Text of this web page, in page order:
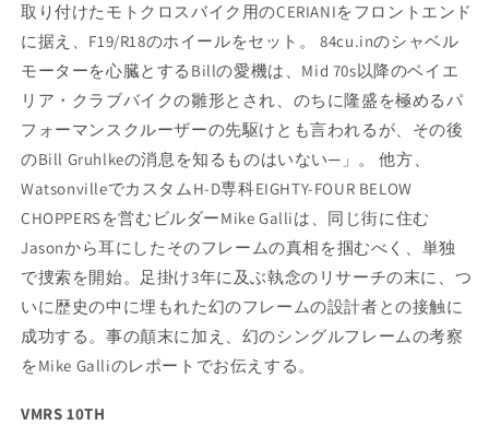
取り付けたモトクロスバイク用のCERIANIをフロントエンド
に据え、F19/R18のホイールをセット。 84cu.inのシャベル
モーターを心臓とするBillの愛機は、Mid 70s以降のベイエ
リア・クラブバイクの雛形とされ、のちに隆盛を極めるパ
フォーマンスクルーザーの先駆けとも言われるが、その後
のBill Gruhlkeの消息を知るものはいない─」。 他方、
WatsonvilleでカスタムH-D専科EIGHTY-FOUR BELOW
CHOPPERSを営むビルダーMike Galliは、同じ街に住む
Jasonから耳にしたそのフレームの真相を掴むべく、単独
で捜索を開始。足掛け3年に及ぶ執念のリサーチの末に、つ
いに歴史の中に埋もれた幻のフレームの設計者との接触に
成功する。事の顛末に加え、幻のシングルフレームの考察
をMike Galliのレポートでお伝えする。
VMRS 10TH